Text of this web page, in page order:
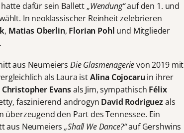
dafür sein Ballett „Wendung“auf den 1. und
In neoklassischer Reinheit zelebrieren
, Matias Oberlin, Florian Pohl und Mitglieder
aus Neumeiers Die Glasmenagerievon 2019 mit
als Laura istAlina Cojocaru in ihrer
Christopher Evansals Jim, sympathisch Félix
faszinierend androgyn David Rodriguezals
den Part des Tennessee. Ein
aus Neumeiers„Shall We Dance?“auf Gershwins